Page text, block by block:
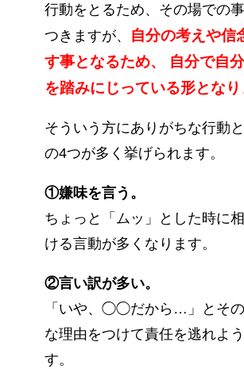
行動をとるため、その場での
つきますが、 自分の考えや信
す事となるため、
自分で自
を踏みにじっている形となり
そういう方にありがちな行動
の4つが多く挙げられます。
①嫌味を言う。
ちょっと「ムッ」とした時に
ける言動が多くなります。
②言い訳が多い。
「いや、◯◯だから…」とそ
な理由をつけて責任を逃れよ
す。